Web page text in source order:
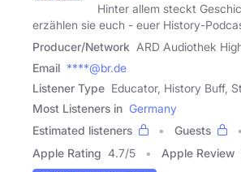
Hinter allem steckt
erzählen sie euch - euer History-
Producer/Network ARD Audiothek
Email ****@br.de
Listener Type Educator, History Buff,
Most Listeners in Germany
Estimated listeners
Guests
Apple Rating 4.7/5 Apple Review